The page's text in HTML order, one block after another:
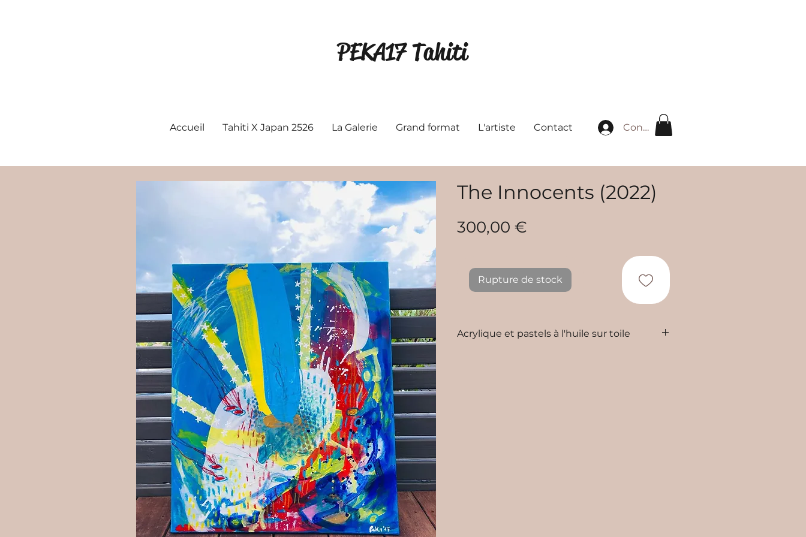
PEKA17 Tahiti
Accueil Tahiti X Japan 2526 La Galerie Grand format L'artiste Contact Connexion
The Innocents (2022)
300,00 €
Rupture de stock
Acrylique et pastels à l'huile sur toile